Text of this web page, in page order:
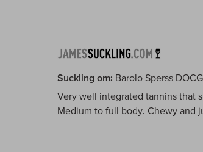
Suckling om: Barolo Sperss DOCG
Very well integrated tannins that
Medium to full body. Chewy and